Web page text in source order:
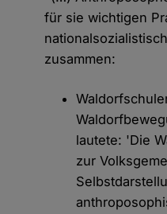
für sie wichtigen
zusammen:
lautete: 'Die
zur